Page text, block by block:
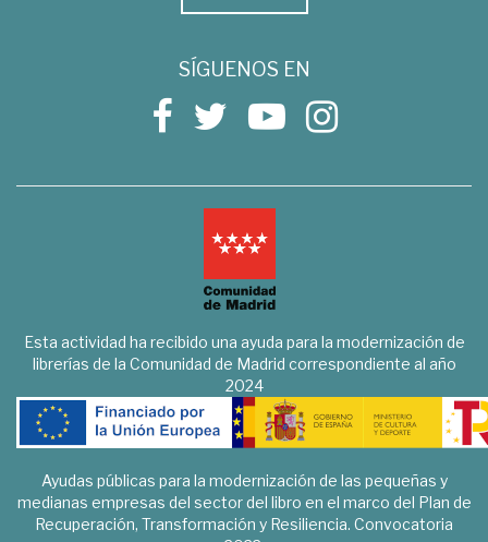
SÍGUENOS EN
Esta actividad ha recibido una ayuda para la modernización de
librerías de la Comunidad de Madrid correspondiente al año
2024
Ayudas públicas para la modernización de las pequeñas y
medianas empresas del sector del libro en el marco del Plan de
Recuperación, Transformación y Resiliencia. Convocatoria